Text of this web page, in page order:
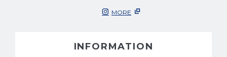
MORE
INFORMATION